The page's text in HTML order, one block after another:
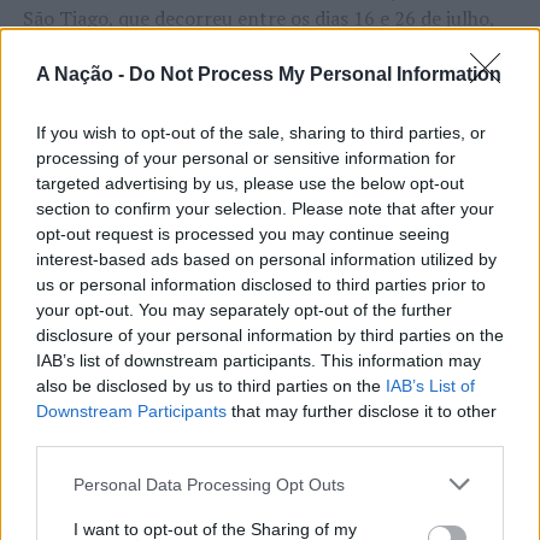
A Nação - Do Not Process My Personal Information
If you wish to opt-out of the sale, sharing to third parties, or
processing of your personal or sensitive information for
targeted advertising by us, please use the below opt-out
section to confirm your selection. Please note that after your
opt-out request is processed you may continue seeing
interest-based ads based on personal information utilized by
us or personal information disclosed to third parties prior to
your opt-out. You may separately opt-out of the further
disclosure of your personal information by third parties on the
IAB’s list of downstream participants. This information may
also be disclosed by us to third parties on the IAB’s List of
Downstream Participants that may further disclose it to other
Personal Data Processing Opt Outs
I want to opt-out of the Sharing of my
São Tiago, que decorreu entre os dias 16 e 26 de julho,
certames populares de Portugal. Com origens medievais
tradição, atividade económica, comércio, gastronomia,
animação cultural e divulgação empresarial,
constituindo um dos principais momentos de promoção
do município e da Beira Interior.
Para António Carlos, o crescimento alcançado ao longo
dos últimos anos representa o cumprimento dos
objetivos que traçou quando iniciou o seu percurso no
setor imobiliário. O empresário considera que o
reconhecimento conquistado resulta da proximidade
com a comunidade e da capacidade de apoiar não apenas
compradores e vendedores, mas também iniciativas
locais e projetos de desenvolvimento regional. Segundo
sua presença em vários concelhos da Beira Interior e
CONTINUAR A LER
ATUALIDADE
Rio de Janeiro: Governo do Estado
propõe parceria com a FUNCEX para
“reforçar inteligência sobre
comércio exterior”